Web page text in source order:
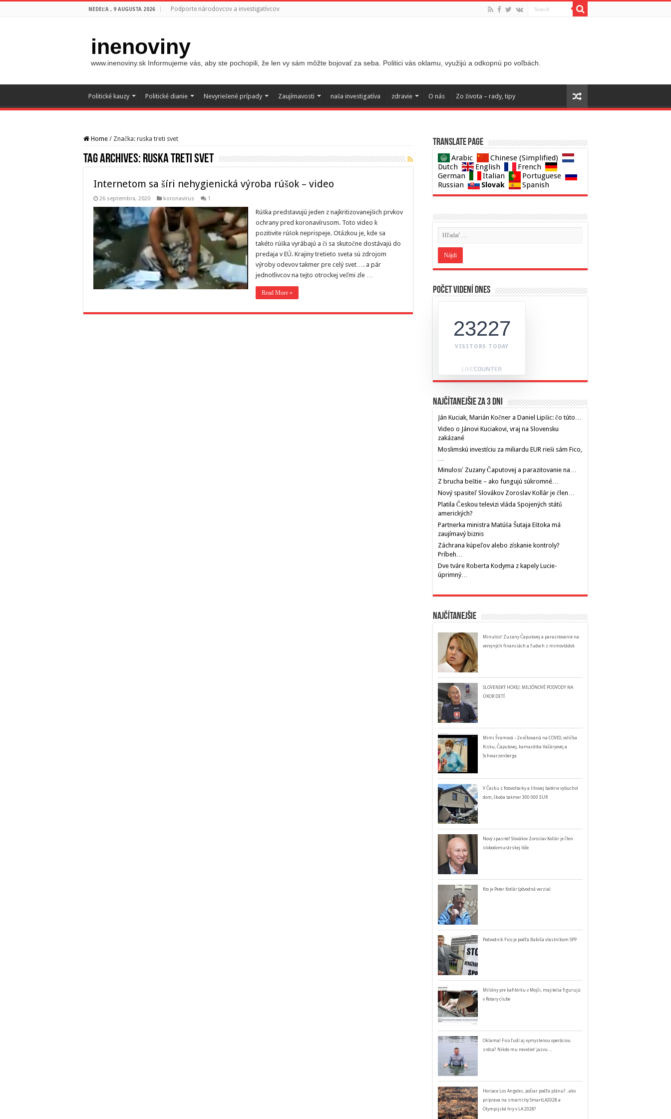
NEDEĽA , 9 AUGUSTA 2026 Podporte národovcov a investigatívcov
inenoviny
www.inenoviny.sk Informujeme vás, aby ste pochopili, že len vy sám môžte bojovať za seba. Politici vás oklamu, využijú a odkopnú po voľbách.
Politické kauzy Politické dianie Nevyriešené prípady Zaujímavosti naša investigatíva zdravie O nás Zo života – rady, tipy
Home / Značka: ruska treti svet
Tag Archives: ruska treti svet
Internetom sa šíri nehygienická výroba rúšok – video
26 septembra, 2020 koronavírus 1
Rúška predstavujú jeden z najkritizovanejšich prvkov
ochrany pred koronavírusom. Toto video k
pozitivite rúšok neprispeje. Otázkou je, kde sa
takéto rúška vyrábajú a či sa skutočne dostávajú do
predaja v EÚ. Krajiny tretieto sveta sú zdrojom
výroby odevov takmer pre celý svet…. a pár
jednotlivcov na tejto otrockej veľmi zle …
Read More »
Translate page
Arabic
Chinese (Simplified)
Dutch
English
French
German
Italian
Portuguese
Russian
Slovak Spanish
Počet videní dnes
23227
VISITORS TODAY
Najčítanejšie za 3 dni
Ján Kuciak, Marián Kočner a Daniel Lipšic: čo túto…
Video o Jánovi Kuciakovi, vraj na Slovensku
zakázané
Moslimskú investíciu za miliardu EUR rieši sám Fico,
…
Minulosť Zuzany Čaputovej a parazitovanie na…
Z brucha beštie – ako fungujú súkromné…
Nový spasiteľ Slovákov Zoroslav Kollár je člen…
Platila Českou televizi vláda Spojených států
amerických?
Partnerka ministra Matúša Šutaja Eštoka má
zaujímavý biznis
Záchrana kúpeľov alebo získanie kontroly?
Príbeh…
Dve tváre Roberta Kodyma z kapely Lucie-
úprimný…
Najčítanejšie
Minulosť Zuzany Čaputovej a parazitovanie na
verejných financiách a ľudoch z mimovládok
SLOVENSKÝ HOKEJ: MILIÓNOVÉ PODVODY NA
ÚKOR DETÍ
Mimi Šramová – 2x očkovaná na COVID, volička
Kisku, Čaputovej, kamarátka Vašáryovej a
Schwarzenberga
V Česku z fotovoltaiky a lítiovej batérie vybuchol
dom, škoda takmer 300 000 EUR
Nový spasiteľ Slovákov Zoroslav Kollár je člen
slobodomurárskej lóže
Kto je Peter Kotlár (pôvodná verzia)
Podvodník Fico je podľa Babiša vlastníkom SPP
Milióny pre kafilérku v Mojši, majitelia figurujú
v Rotary clube
Oklamal Fico ľudí aj vymyslenou operáciou
srdca? Nikde mu nevidieť jazvu…
Horiace Los Angeles, požiar podľa plánu? ..ako
príprava na smart city SmartLA2028 a
Olympijské hry v LA 2028?